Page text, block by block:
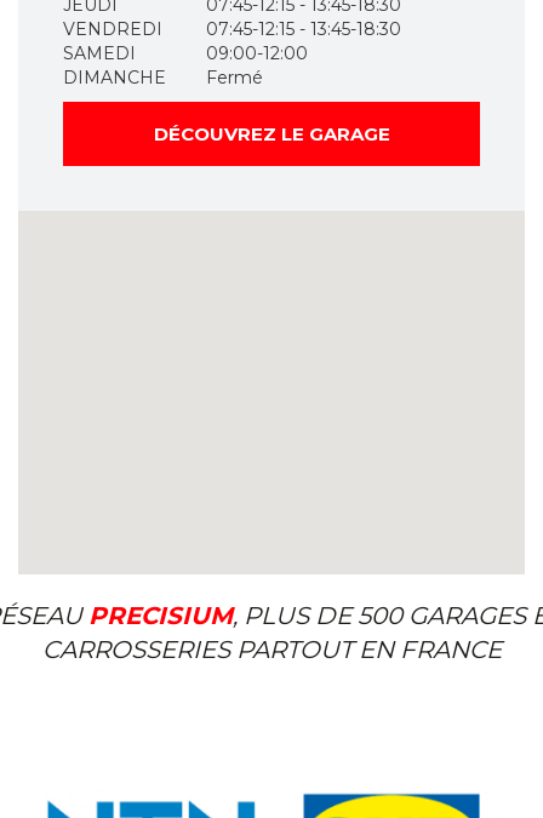
JEUDI
07:45-12:15 - 13:45-18:30
VENDREDI
07:45-12:15 - 13:45-18:30
SAMEDI
09:00-12:00
DIMANCHE
Fermé
DÉCOUVREZ LE GARAGE
PRECISIUM, PLUS DE 500 GARAGES
CARROSSERIES PARTOUT EN FRANCE